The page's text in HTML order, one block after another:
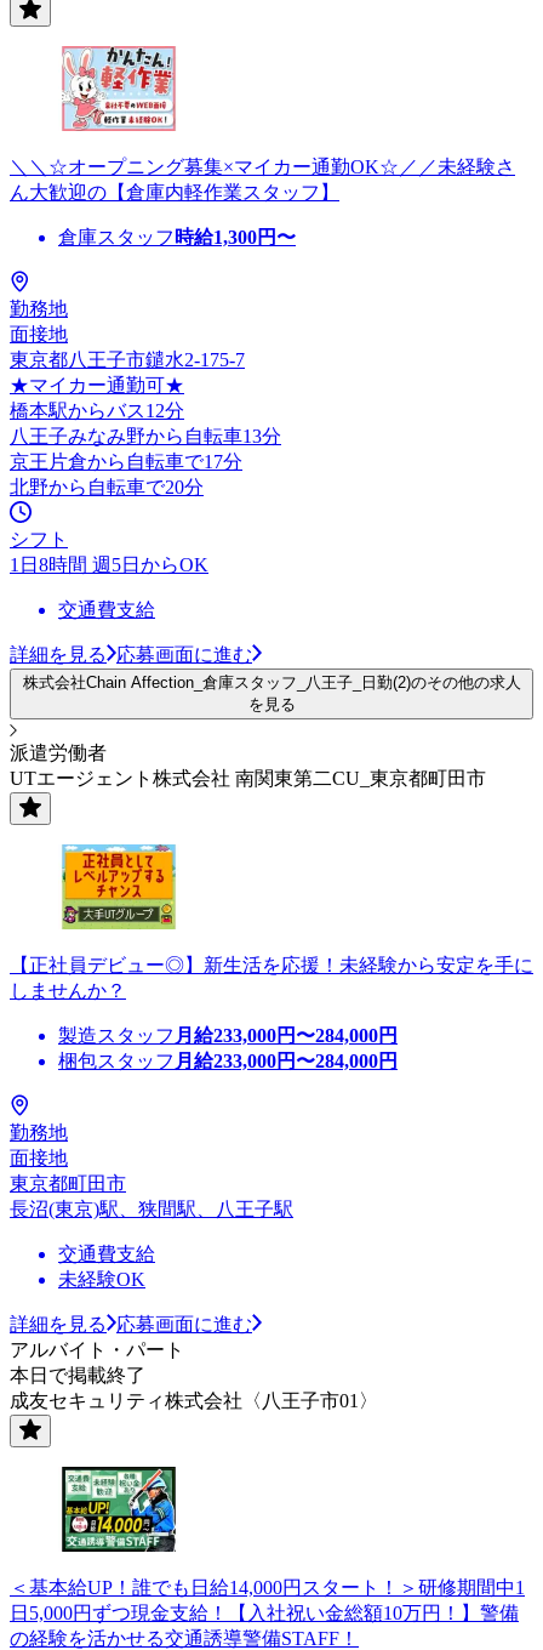
＼＼☆オープニング募集×マイカー通勤OK☆／／未経験さ
ん大歓迎の【倉庫内軽作業スタッフ】
倉庫スタッフ 時給1,300円〜
勤務地
面接地
東京都八王子市鑓水2-175-7
★マイカー通勤可★
橋本駅からバス12分
八王子みなみ野から自転車13分
京王片倉から自転車で17分
北野から自転車で20分
シフト
1日8時間 週5日からOK
交通費支給
詳細を見る 応募画面に進む
株式会社Chain Affection_倉庫スタッフ_八王子_日勤(2)のその他の求人
を見る
派遣労働者
UTエージェント株式会社 南関東第二CU_東京都町田市
【正社員デビュー◎】新生活を応援！未経験から安定を手に
しませんか？
製造スタッフ 月給233,000円〜284,000円
梱包スタッフ 月給233,000円〜284,000円
勤務地
面接地
東京都町田市
長沼(東京)駅、狭間駅、八王子駅
交通費支給
未経験OK
詳細を見る
応募画面に進む
アルバイト・パート
本日で掲載終了
成友セキュリティ株式会社〈八王子市01〉
＜基本給UP！誰でも日給14,000円スタート！＞研修期間中1
日5,000円ずつ現金支給！【入社祝い金総額10万円！】警備
の経験を活かせる交通誘導警備STAFF！